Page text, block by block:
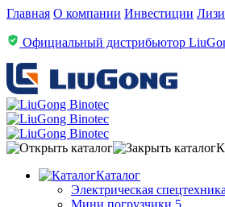
Главная О компании Инвестиции
Официальный дистрибьютор
Каталог
Электрическая спецтехника
Мини погрузчики 5